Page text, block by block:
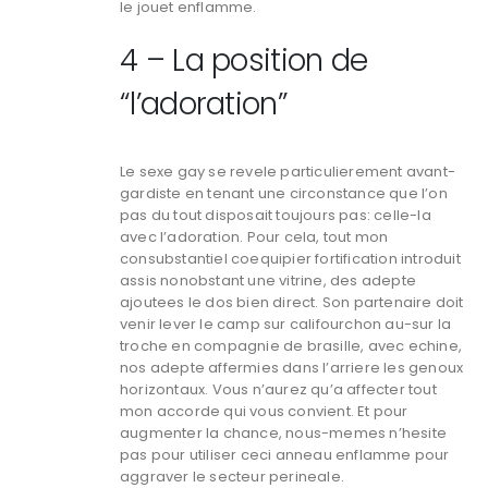
le jouet enflamme.
4 – La position de
“l’adoration”
Le sexe gay se revele particulierement avant-
gardiste en tenant une circonstance que l’on
pas du tout disposait toujours pas: celle-la
avec l’adoration. Pour cela, tout mon
consubstantiel coequipier fortification introduit
assis nonobstant une vitrine, des adepte
ajoutees le dos bien direct. Son partenaire doit
venir lever le camp sur califourchon au-sur la
troche en compagnie de brasille, avec echine,
nos adepte affermies dans l’arriere les genoux
horizontaux. Vous n’aurez qu’a affecter tout
mon accorde qui vous convient. Et pour
augmenter la chance, nous-memes n’hesite
pas pour utiliser ceci anneau enflamme pour
aggraver le secteur perineale.